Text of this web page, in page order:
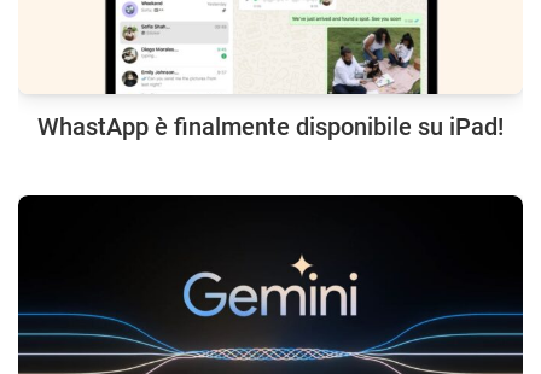
WhastApp è finalmente disponibile su iPad!